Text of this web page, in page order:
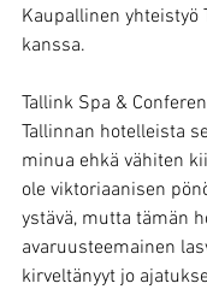
Kaupallinen yhteistyö
kanssa.
Tallink Spa &
Tallinnan hotelleista
minua ehkä vähiten
ole viktoriaanisen
ystävä, mutta tämän
avaruusteemainen
kirveltänyyt jo